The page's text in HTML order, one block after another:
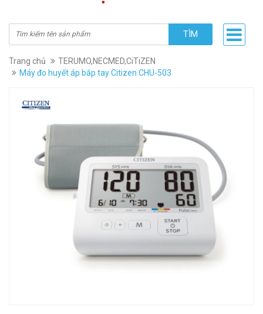
TÌM
Trang chủ
TERUMO,NECMED,CiTiZEN
Máy đo huyết áp bắp tay Citizen CHU-503